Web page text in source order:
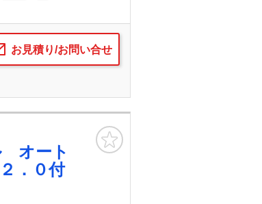
お見積り/お問い合せ
オート
．０付